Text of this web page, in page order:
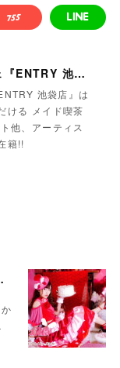
カジュアルメイドカフェ『ENTRY 池袋店』
池袋店』は
ける メイド喫茶
他、アーティス
籍!!
まいかさん🍓